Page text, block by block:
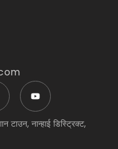
टाउन, नान्हाई डिस्ट्रिक्ट,